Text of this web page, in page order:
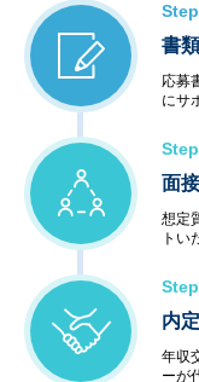
書
応募
にサ
面
想定
トい
内
年収
ーが